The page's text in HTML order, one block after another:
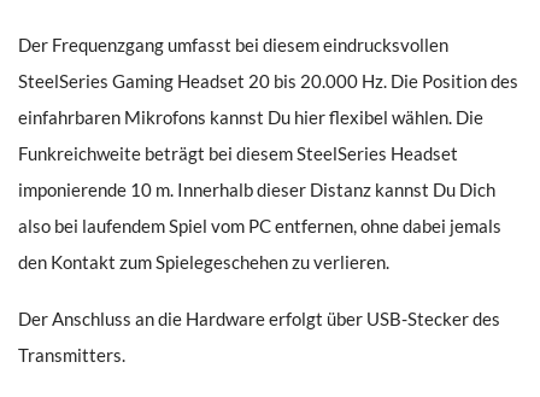
Der Frequenzgang umfasst bei diesem eindrucksvollen
SteelSeries Gaming Headset 20 bis 20.000 Hz. Die Position des
einfahrbaren Mikrofons kannst Du hier flexibel wählen. Die
Funkreichweite beträgt bei diesem SteelSeries Headset
imponierende 10 m. Innerhalb dieser Distanz kannst Du Dich
also bei laufendem Spiel vom PC entfernen, ohne dabei jemals
den Kontakt zum Spielegeschehen zu verlieren.
Der Anschluss an die Hardware erfolgt über USB-Stecker des
Transmitters.